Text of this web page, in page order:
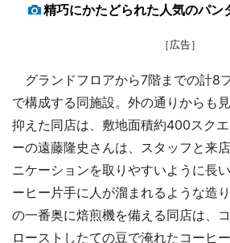
精巧にかたどられた人気のパン
［広告］
グランドフロアから7階までの計8
で構成する同施設。外の通りからも
抑えた同店は、敷地面積約400スク
ーの遠藤隆史さんは、スタッフと来
ニケーションを取りやすいように長
ーヒー片手に人が溜まれるような造
の一番奥に焙煎機を備える同店は、
ローストしたての豆で淹れたコーヒ